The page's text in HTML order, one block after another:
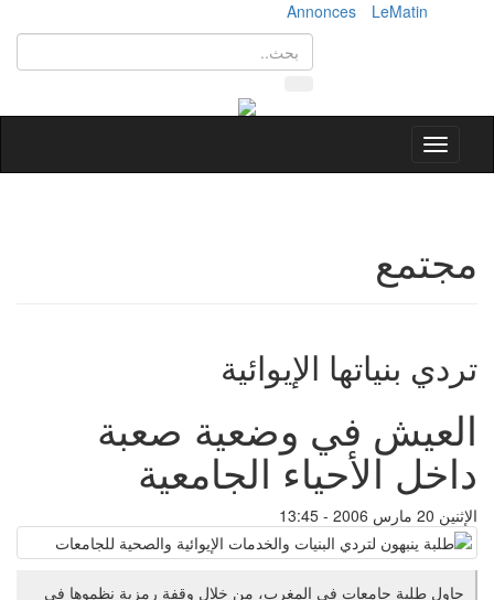
LeMatin
Annonces
Toggle
navigation
مجتمع
تردي بنياتها الإيوائية
العيش في وضعية صعبة
داخل الأحياء الجامعية
الإثنين 20 مارس 2006 - 13:45
حاول طلبة جامعات في المغرب، من خلال وقفة رمزية نظموها في